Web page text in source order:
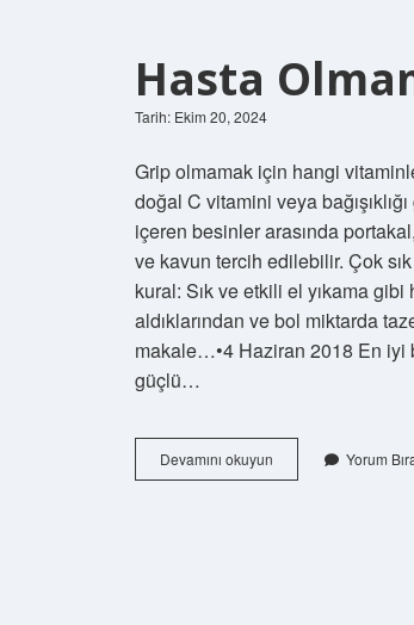
Hasta
Tarih: Ekim 20, 2024
Grip olmamak için hangi
doğal C vitamini veya
içeren besinler arasında
ve kavun tercih edilebilir. Çok
kural: Sık ve etkili el yıkama
aldıklarından ve bol miktarda
makale…•4 Haziran 2018 En iyi
güçlü…
Devamını okuyun
Olmamak
Yorum